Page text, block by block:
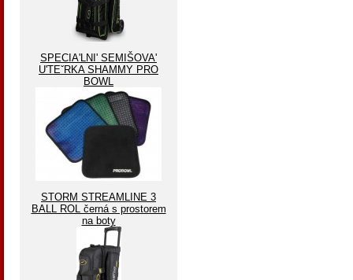
SPECIA'LNI' SEMIŠOVA'
U'TEˇRKA SHAMMY PRO
BOWL
STORM STREAMLINE 3
BALL ROL černá s prostorem
na boty